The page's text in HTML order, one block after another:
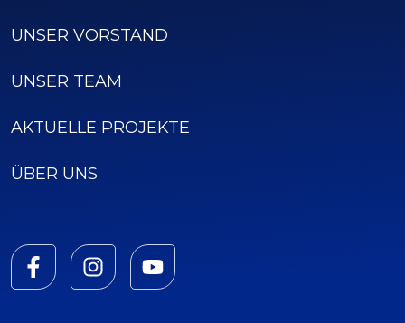
UNSER VORSTAND
UNSER TEAM
AKTUELLE PROJEKTE
ÜBER UNS